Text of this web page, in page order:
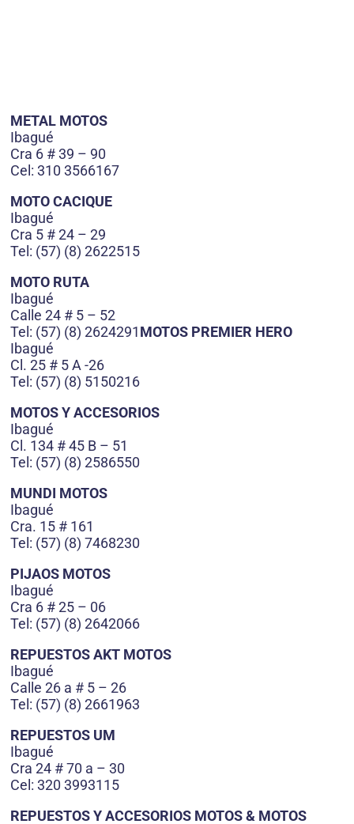
METAL MOTOS
Ibagué
Cra 6 # 39 – 90
Cel: 310 3566167
MOTO CACIQUE
Ibagué
Cra 5 # 24 – 29
Tel: (57) (8) 2622515
MOTO RUTA
Ibagué
Calle 24 # 5 – 52
Tel: (57) (8) 2624291MOTOS PREMIER HERO
Ibagué
Cl. 25 # 5 A -26
Tel: (57) (8) 5150216
MOTOS Y ACCESORIOS
Ibagué
Cl. 134 # 45 B – 51
Tel: (57) (8) 2586550
MUNDI MOTOS
Ibagué
Cra. 15 # 161
Tel: (57) (8) 7468230
PIJAOS MOTOS
Ibagué
Cra 6 # 25 – 06
Tel: (57) (8) 2642066
REPUESTOS AKT MOTOS
Ibagué
Calle 26 a # 5 – 26
Tel: (57) (8) 2661963
REPUESTOS UM
Ibagué
Cra 24 # 70 a – 30
Cel: 320 3993115
REPUESTOS Y ACCESORIOS MOTOS & MOTOS